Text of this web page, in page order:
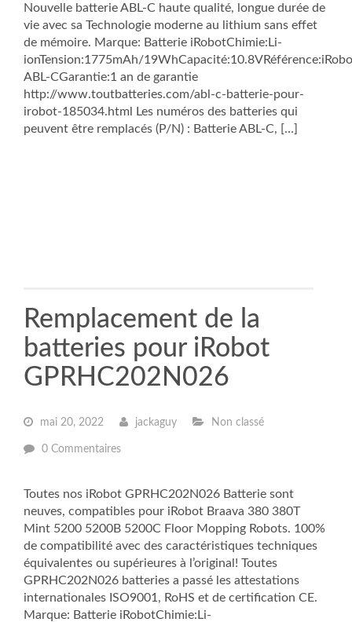
Nouvelle batterie ABL-C haute qualité, longue durée de
vie avec sa Technologie moderne au lithium sans effet
de mémoire. Marque: Batterie iRobotChimie:Li-
ionTension:1775mAh/
ABL-CGarantie:1 an de garantie
http://www.toutbatteries.com/abl-c-batterie-pour-
irobot-185034.html Les numéros des batteries qui
peuvent être remplacés (P/N) : Batterie ABL-C, […]
Remplacement de la
batteries pour iRobot
GPRHC202N026
mai 20, 2022 jackaguy Non classé
0 Commentaires
Toutes nos iRobot GPRHC202N026 Batterie sont
neuves, compatibles pour iRobot Braava 380 380T
Mint 5200 5200B 5200C Floor Mopping Robots. 100%
de compatibilité avec des caractéristiques techniques
équivalentes ou supérieures à l’original! Toutes
GPRHC202N026 batteries a passé les attestations
internationales ISO9001, RoHS et de certification CE.
Marque: Batterie iRobotChimie:Li-